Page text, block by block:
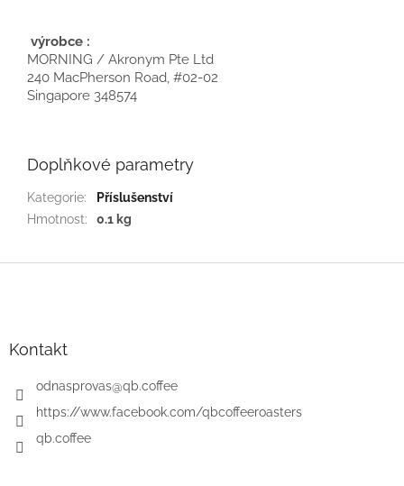
výrobce :
MORNING / Akronym Pte Ltd
240 MacPherson Road, #02-02
Singapore 348574
Doplňkové parametry
Kategorie:
Příslušenství
Hmotnost: 0.1 kg
Kontakt
odnasprovas@qb.coffee
https://www.facebook.com/qbcoffeeroasters
qb.coffee